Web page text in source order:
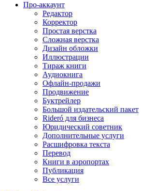
Про-аккаунт
Редактор
Корректор
Простая верстка
Сложная верстка
Дизайн обложки
Иллюстрации
Тираж книги
Аудиокнига
Офлайн-продажи
Продвижение
Буктрейлер
Большой издательский пакет
Rideró для бизнеса
Юридический советник
Дополнительные услуги
Расшифровка текста
Перевод
Книги в аэропортах
Публикация
Все услуги